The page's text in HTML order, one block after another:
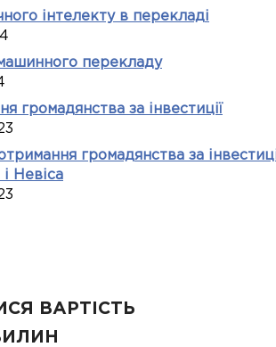
інтелекту в перекладі
перекладу
громадянства за інвестиції
громадянства за
Невіса
ВАРТІСТЬ